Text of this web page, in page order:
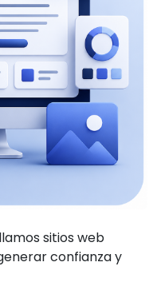
sitios web
confianza y